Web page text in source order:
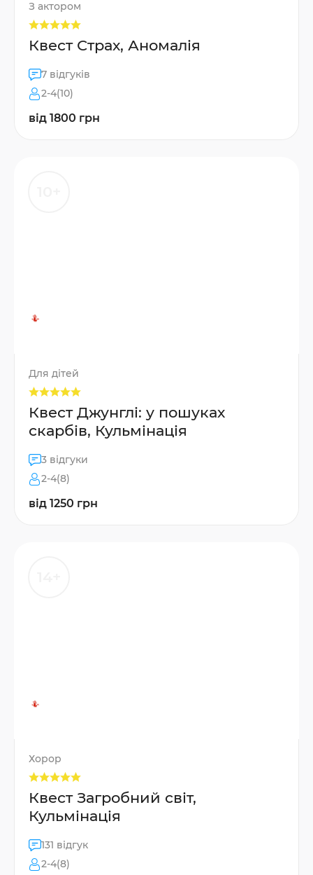
З актором
Квест Страх, Аномалія
7 відгуків
2-4(10)
від 1800 грн
Для дітей
Квест Джунглі: у пошуках
скарбів, Кульмінація
3 відгуки
2-4(8)
від 1250 грн
Хорор
Квест Загробний світ,
Кульмінація
131 відгук
2-4(8)